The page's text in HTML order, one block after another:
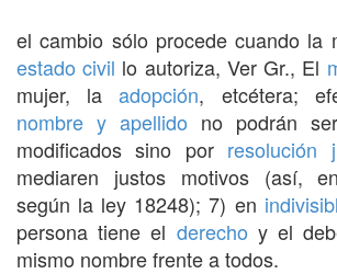
el cambio sólo procede cuando la
estado civil lo autoriza, Ver Gr., El
mujer, laadopción, etcétera;
nombre y apellido no podrán
modificados sino por resolución
mediaren justos motivos (así,
según la ley 18248); 7) en
persona tiene el derecho y el
mismo nombre frente a todos.